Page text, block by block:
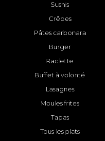
Sushis
Crêpes
Pâtes carbonara
Burger
Raclette
Buffet à volonté
Lasagnes
Moules frites
Tapas
Tous les plats